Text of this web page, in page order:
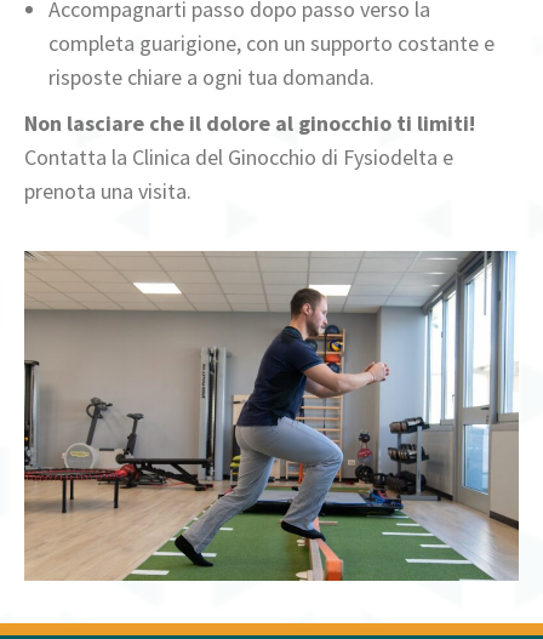
Accompagnarti passo dopo passo verso la
completa guarigione, con un supporto costante e
risposte chiare a ogni tua domanda.
Non lasciare che il dolore al ginocchio ti limiti!
Contatta la Clinica del Ginocchio di Fysiodelta e
prenota una visita.